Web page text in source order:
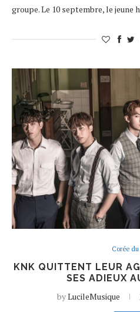
groupe. Le 10 septembre, le jeune
Corée
KNK QUITTENT LEUR
SES ADIEUX
byLucileMusique